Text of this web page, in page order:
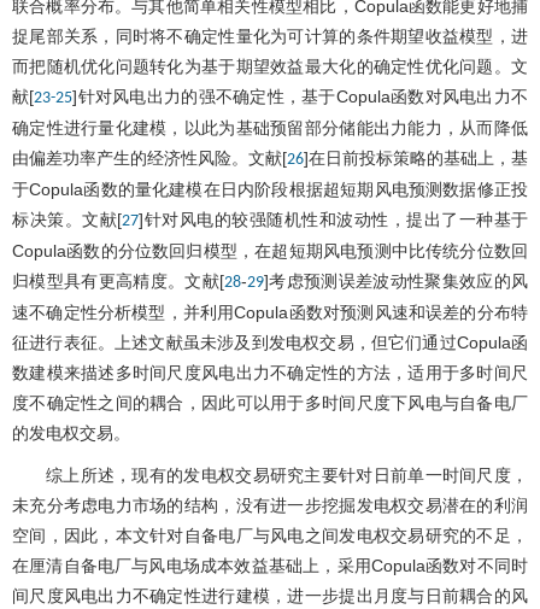
联合概率分布。与其他简单相关性模型相比，Copula函数能更好地捕
捉尾部关系，同时将不确定性量化为可计算的条件期望收益模型，进
而把随机优化问题转化为基于期望效益最大化的确定性优化问题。文
献[23-25]针对风电出力的强不确定性，基于Copula函数对风电出力不
确定性进行量化建模，以此为基础预留部分储能出力能力，从而降低
由偏差功率产生的经济性风险。文献[26]在日前投标策略的基础上，基
于Copula函数的量化建模在日内阶段根据超短期风电预测数据修正投
标决策。文献[27]针对风电的较强随机性和波动性，提出了一种基于
Copula函数的分位数回归模型，在超短期风电预测中比传统分位数回
归模型具有更高精度。文献[28-29]考虑预测误差波动性聚集效应的风
速不确定性分析模型，并利用Copula函数对预测风速和误差的分布特
征进行表征。上述文献虽未涉及到发电权交易，但它们通过Copula函
数建模来描述多时间尺度风电出力不确定性的方法，适用于多时间尺
度不确定性之间的耦合，因此可以用于多时间尺度下风电与自备电厂
的发电权交易。
综上所述，现有的发电权交易研究主要针对日前单一时间尺度，
未充分考虑电力市场的结构，没有进一步挖掘发电权交易潜在的利润
空间，因此，本文针对自备电厂与风电之间发电权交易研究的不足，
在厘清自备电厂与风电场成本效益基础上，采用Copula函数对不同时
间尺度风电出力不确定性进行建模，进一步提出月度与日前耦合的风